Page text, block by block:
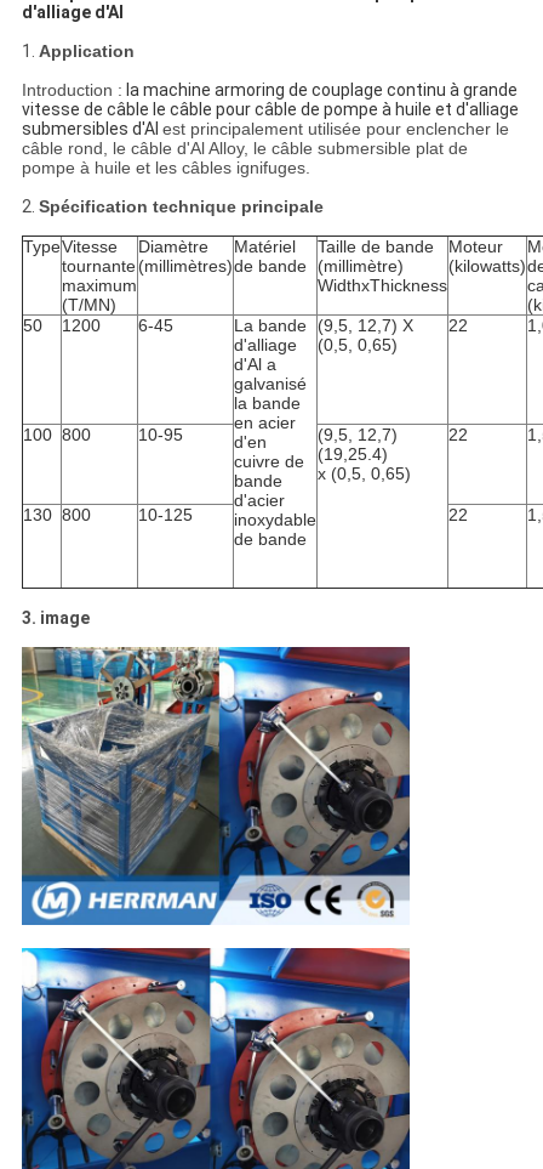
d'alliage d'Al
1. Application
Introduction : la machine armoring de couplage continu à grande
vitesse de câble le câble pour câble de pompe à huile et d'alliage
submersibles d'Al est principalement utilisée pour enclencher le
câble rond, le câble d'Al Alloy, le câble submersible plat de
pompe à huile et les câbles ignifuges.
2. Spécification technique principale
TypeVitesse
tournante
maximum
(T/MN)
Diamètre
(millimètres)
Matériel
de bande
Taille de bande
(millimètre)
WidthxThickness
Moteur
(kilowatts)
50
1200 6-45
La bande
d'alliage
d'Al a
galvanisé
la bande
en acier
d'en
cuivre de
bande
d'acier
inoxydable
de bande
(9,5, 12,7) X
(0,5, 0,65)
22
100 800 10-95
(9,5, 12,7)
(19,25.4)
x (0,5, 0,65)
22
130 800 10-125 22
3. image